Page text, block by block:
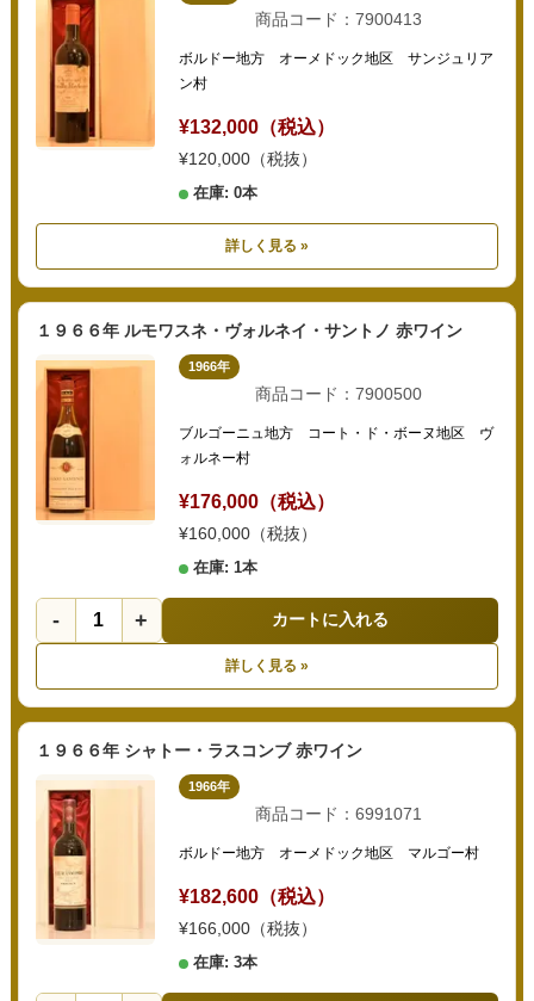
商品コード：7900413
ボルドー地方 オーメドック地区 サンジュリア
ン村
¥132,000（税込）
¥120,000（税抜）
在庫: 0本
詳しく見る »
１９６６年 ルモワスネ・ヴォルネイ・サントノ 赤ワイン
1966年
商品コード：7900500
ブルゴーニュ地方 コート・ド・ボーヌ地区 ヴ
ォルネー村
¥176,000（税込）
¥160,000（税抜）
在庫: 1本
- + カートに入れる
詳しく見る »
１９６６年 シャトー・ラスコンブ 赤ワイン
1966年
商品コード：6991071
ボルドー地方 オーメドック地区 マルゴー村
¥182,600（税込）
¥166,000（税抜）
在庫: 3本